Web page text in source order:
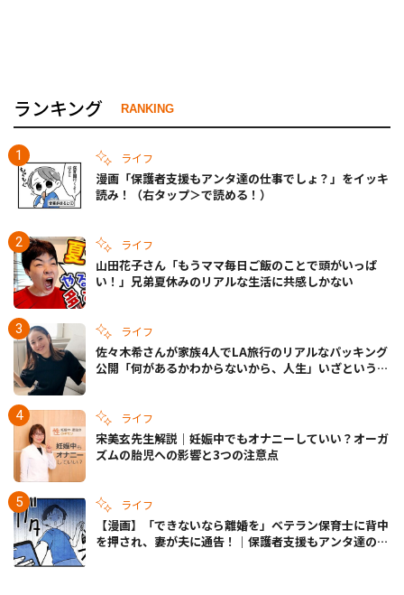
ランキング RANKING
ライフ
漫画「保護者支援もアンタ達の仕事でしょ？」をイッキ
読み！（右タップ＞で読める！）
ライフ
山田花子さん「もうママ毎日ご飯のことで頭がいっぱ
い！」兄弟夏休みのリアルな生活に共感しかない
ライフ
佐々木希さんが家族4人でLA旅行のリアルなパッキング
公開「何があるかわからないから、人生」いざというと
ライフ
宋美玄先生解説｜妊娠中でもオナニーしていい？オーガ
ズムの胎児への影響と3つの注意点
ライフ
【漫画】「できないなら離婚を」ベテラン保育士に背中
を押され、妻が夫に通告！｜保護者支援もアンタ達の仕